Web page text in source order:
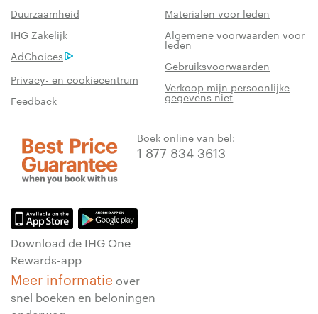
Duurzaamheid
Materialen voor leden
IHG Zakelijk
Algemene voorwaarden voor
leden
AdChoices
Gebruiksvoorwaarden
Privacy- en cookiecentrum
Verkoop mijn persoonlijke
gegevens niet
Feedback
Boek online van bel:
1 877 834 3613
Download de IHG One
Rewards-app
Meer informatie over
snel boeken en beloningen